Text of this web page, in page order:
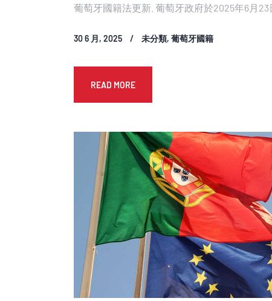
葡萄牙國籍法更新. 葡萄牙政府於2025年6月
30 6 月, 2025 未分類,葡萄牙國籍
READ MORE